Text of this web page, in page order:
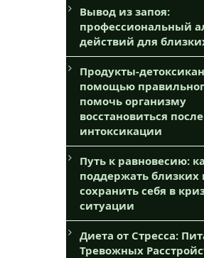
Вывод из запоя:
профессиональный
действий для
Продукты-
помощью
помочь организму
восстановиться после
интоксикации
Путь к равновесию:
поддержать близких
сохранить себя в
ситуации
Диета от Стресса:
Тревожных